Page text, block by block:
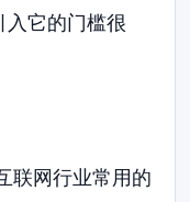
入它的门槛很
联网行业常用的